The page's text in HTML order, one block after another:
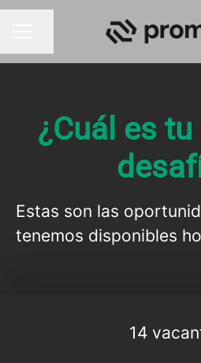
MENÚ DE EMPLEO
Compartir página
¿Cuál es
Estas son las
tenemos disponibles
14